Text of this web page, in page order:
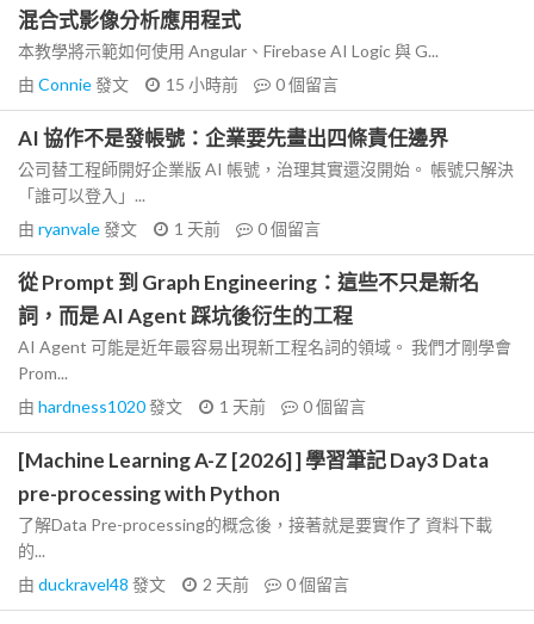
混合式影像分析應用程式
本教學將示範如何使用 Angular、Firebase AI Logic 與 G...
由 Connie發文 15 小時前 0個留言
AI 協作不是發帳號：企業要先畫出四條責任邊界
公司替工程師開好企業版 AI 帳號，治理其實還沒開始。 帳號只解決
「誰可以登入」...
由 ryanvale發文 1 天前 0個留言
從 Prompt 到 Graph Engineering：這些不只是新名
詞，而是 AI Agent 踩坑後衍生的工程
AI Agent 可能是近年最容易出現新工程名詞的領域。 我們才剛學會
Prom...
由 hardness1020發文 1 天前 0個留言
[Machine Learning A-Z [2026] ] 學習筆記 Day3 Data
pre-processing with Python
了解Data Pre-processing的概念後，接著就是要實作了 資料下載
的...
由 duckravel48 發文 2 天前 0個留言